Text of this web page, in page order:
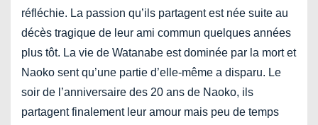
réfléchie. La passion qu’ils partagent est née suite au
décès tragique de leur ami commun quelques années
plus tôt. La vie de Watanabe est dominée par la mort et
Naoko sent qu’une partie d’elle-même a disparu. Le
soir de l’anniversaire des 20 ans de Naoko, ils
partagent finalement leur amour mais peu de temps